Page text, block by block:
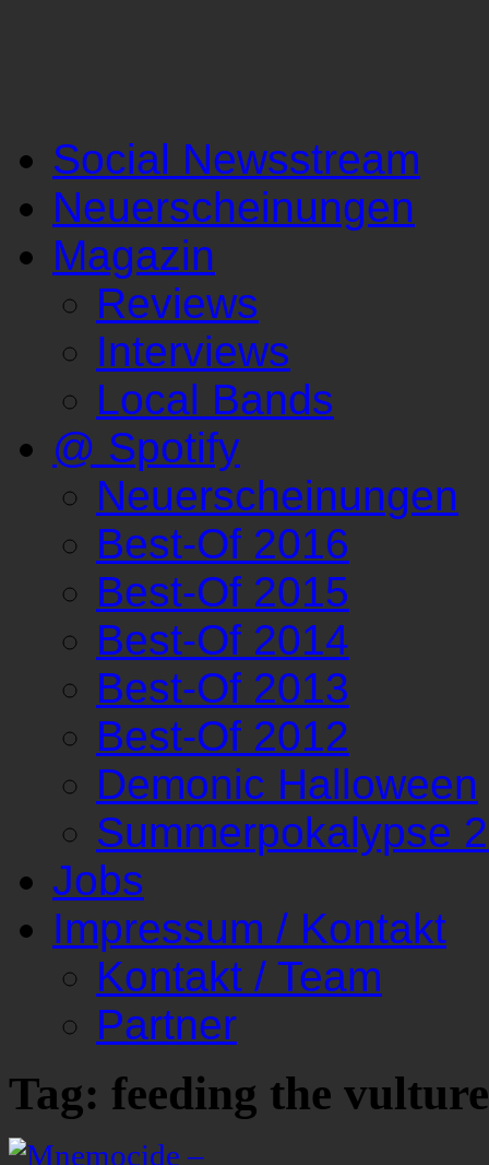
Social Newsstream
Neuerscheinungen
Magazin
Reviews
Interviews
Local Bands
@ Spotify
Neuerscheinungen
Best-Of 2016
Best-Of 2015
Best-Of 2014
Best-Of 2013
Best-Of 2012
Demonic Halloween
Summerpokalypse
Jobs
Impressum / Kontakt
Kontakt / Team
Partner
Tag: feeding the